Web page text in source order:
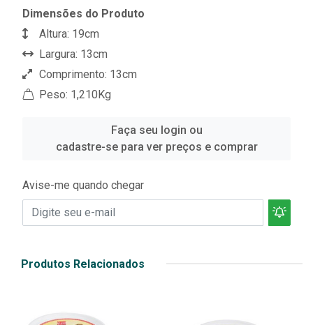
Dimensões do Produto
Altura: 19cm
Largura: 13cm
Comprimento: 13cm
Peso: 1,210Kg
Faça seu login ou
cadastre-se para ver preços e comprar
Avise-me quando chegar
Produtos Relacionados